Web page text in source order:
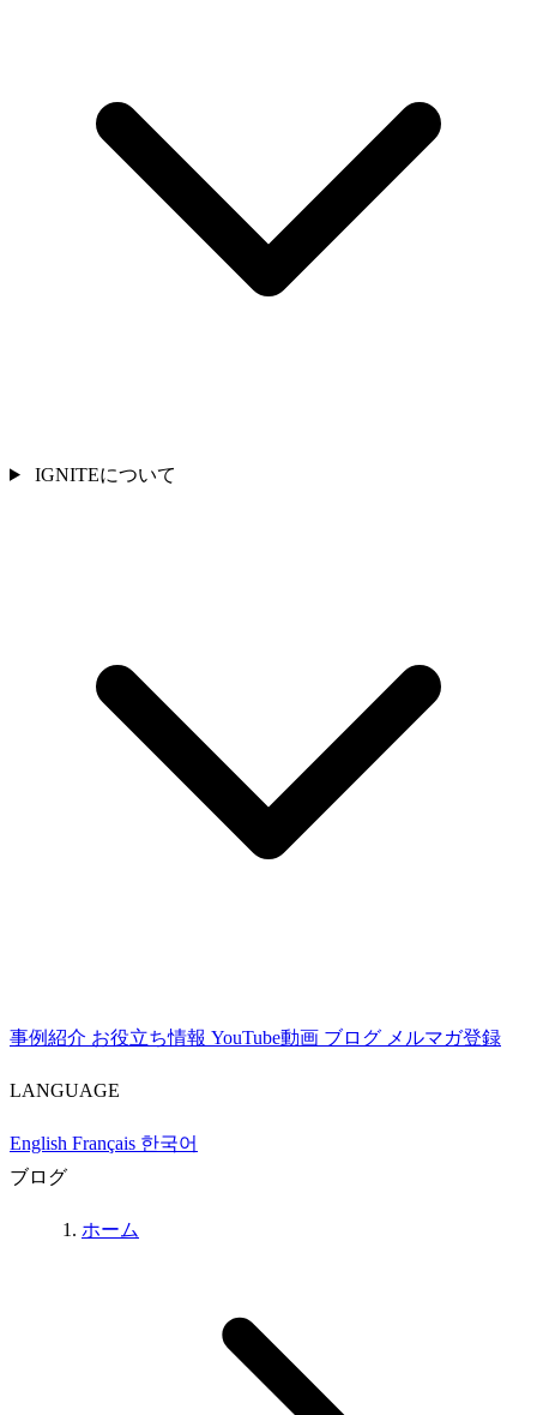
IGNITEについて
事例紹介 お役立ち情報 YouTube動画 ブログ メルマガ登録
LANGUAGE
English Français 한국어
ブログ
ホーム